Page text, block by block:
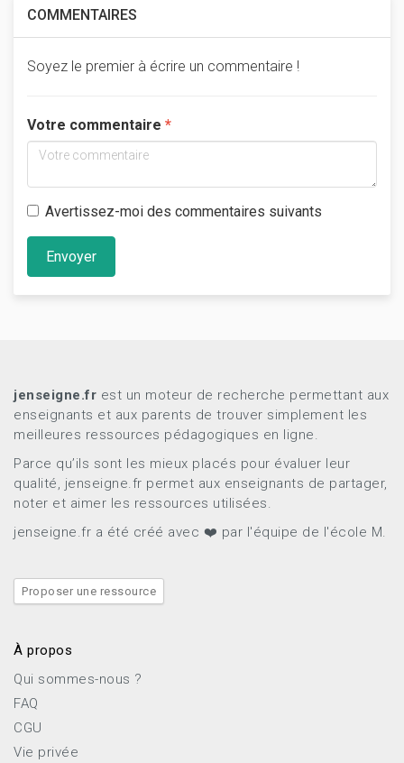
COMMENTAIRES
Soyez le premier à écrire un commentaire !
Votre commentaire
Avertissez-moi des commentaires suivants
Envoyer
jenseigne.fr est un moteur de recherche permettant aux
enseignants et aux parents de trouver simplement les
meilleures ressources pédagogiques en ligne.
Parce qu’ils sont les mieux placés pour évaluer leur
qualité, jenseigne.fr permet aux enseignants de partager,
noter et aimer les ressources utilisées.
jenseigne.fr a été créé avec ❤️ par l'équipe de l'école M.
Proposer une ressource
À propos
Qui sommes-nous ?
FAQ
CGU
Vie privée